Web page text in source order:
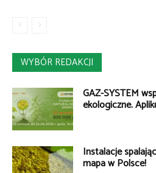
WYBÓR REDAKCJI
GAZ-SYSTEM
ekologiczne.
Instalacje
mapa w Polsce!